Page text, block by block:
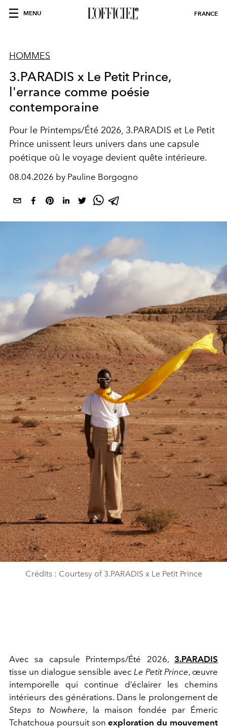
MENU FRANCE
HOMMES
3.PARADIS x Le Petit Prince,
l'errance comme poésie
contemporaine
Pour le Printemps/Été 2026, 3.PARADIS et Le Petit
Prince unissent leurs univers dans une capsule
poétique où le voyage devient quête intérieure.
08.04.2026 by Pauline Borgogno
Crédits : Courtesy of 3.PARADIS x Le Petit Prince
Avec sa capsule Printemps/Été 2026, 3.PARADIS
tisse un dialogue sensible avec Le Petit Prince, œuvre
intemporelle qui continue d’éclairer les chemins
intérieurs des générations. Dans le prolongement de
Steps to Nowhere, la maison fondée par Émeric
Tchatchoua poursuit sonexploration du mouvement